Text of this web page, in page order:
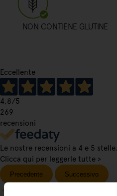
NON CONTIENE GLUTINE
Eccellente
4,8/5
269
recensioni
Le nostre recensioni a 4 e 5 stelle.
Clicca qui per leggerle tutte >
Precedente Successivo